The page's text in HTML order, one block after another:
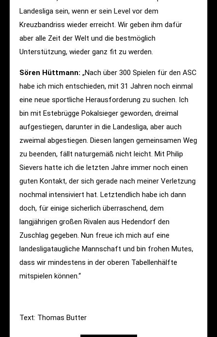
Landesliga sein, wenn er sein Level vor dem
Kreuzbandriss wieder erreicht. Wir geben ihm dafür
aber alle Zeit der Welt und die bestmöglich
Unterstützung, wieder ganz fit zu werden.
Sören Hüttmann: „Nach über 300 Spielen für den ASC
habe ich mich entschieden, mit 31 Jahren noch einmal
eine neue sportliche Herausforderung zu suchen. Ich
bin mit Estebrügge Pokalsieger geworden, dreimal
aufgestiegen, darunter in die Landesliga, aber auch
zweimal abgestiegen. Diesen langen gemeinsamen Weg
zu beenden, fällt naturgemäß nicht leicht. Mit Philip
Sievers hatte ich die letzten Jahre immer noch einen
guten Kontakt, der sich gerade nach meiner Verletzung
nochmal intensiviert hat. Letztendlich habe ich dann
doch, für einige sicherlich überraschend, dem
langjährigen großen Rivalen aus Hedendorf den
Zuschlag gegeben. Nun freue ich mich auf eine
landesligataugliche Mannschaft und bin frohen Mutes,
dass wir mindestens in der oberen Tabellenhälfte
mitspielen können.“
Text: Thomas Butter